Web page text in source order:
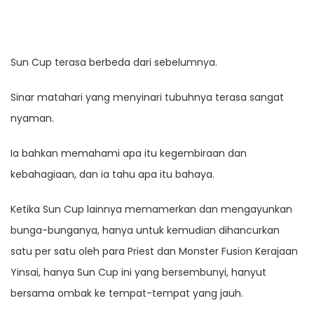
Sun Cup terasa berbeda dari sebelumnya.
Sinar matahari yang menyinari tubuhnya terasa sangat
nyaman.
Ia bahkan memahami apa itu kegembiraan dan
kebahagiaan, dan ia tahu apa itu bahaya.
Ketika Sun Cup lainnya memamerkan dan mengayunkan
bunga-bunganya, hanya untuk kemudian dihancurkan
satu per satu oleh para Priest dan Monster Fusion Kerajaan
Yinsai, hanya Sun Cup ini yang bersembunyi, hanyut
bersama ombak ke tempat-tempat yang jauh.